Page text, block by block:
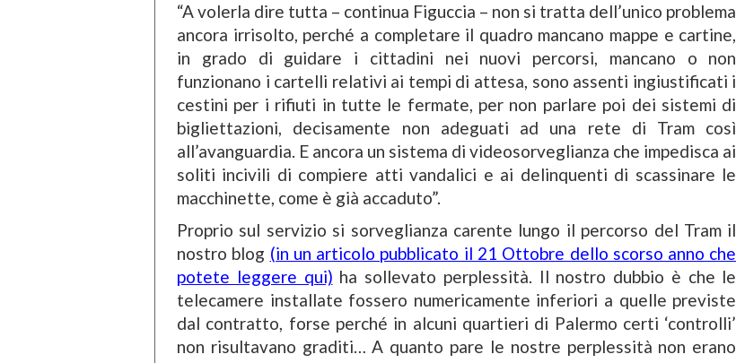
“A volerla dire tutta – continua Figuccia – non si tratta dell’unico problema
ancora irrisolto, perché a completare il quadro mancano mappe e cartine,
in grado di guidare i cittadini nei nuovi percorsi, mancano o non
funzionano i cartelli relativi ai tempi di attesa, sono assenti ingiustificati i
cestini per i rifiuti in tutte le fermate, per non parlare poi dei sistemi di
bigliettazioni, decisamente non adeguati ad una rete di Tram così
all’avanguardia. E ancora un sistema di videosorveglianza che impedisca ai
soliti incivili di compiere atti vandalici e ai delinquenti di scassinare le
macchinette, come è già accaduto”.
Proprio sul servizio si sorveglianza carente lungo il percorso del Tram il
nostro blog (in un articolo pubblicato il 21 Ottobre dello scorso anno che
potete leggere qui) ha sollevato perplessità. Il nostro dubbio è che le
telecamere installate fossero numericamente inferiori a quelle previste
dal contratto, forse perché in alcuni quartieri di Palermo certi ‘controlli’
non risultavano graditi… A quanto pare le nostre perplessità non erano